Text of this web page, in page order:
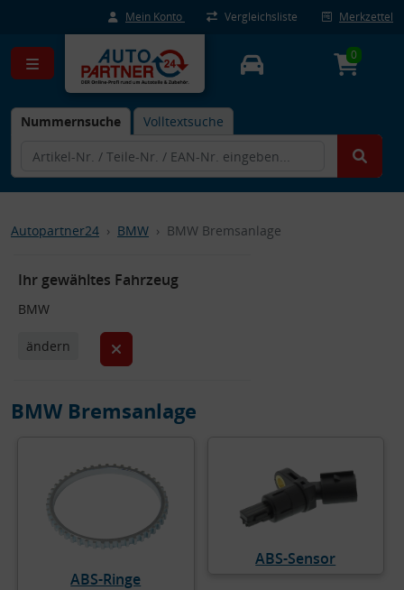
Mein Konto Vergleichsliste Merkzettel
Nummernsuche Volltextsuche
0
Autopartner24 BMW BMW Bremsanlage
Ihr gewähltes Fahrzeug
BMW
ändern
BMW Bremsanlage
ABS-Ringe
ABS-Sensor